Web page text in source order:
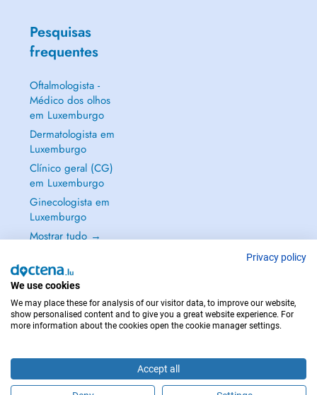
Pesquisas
frequentes
Oftalmologista -
Médico dos olhos
em Luxemburgo
Dermatologista em
Luxemburgo
Clínico geral (CG)
em Luxemburgo
Ginecologista em
Luxemburgo
Mostrar tudo →
EM CASO DE EMERGÊNCIA, CONTACTE : 112
Copyright © 2026 - DOCTENA S.A. 42, Rue de la Vallée, L-2661 Luxembourg
Privacy policy
We use cookies
We may place these for analysis of our visitor data, to improve our website,
show personalised content and to give you a great website experience. For
more information about the cookies open the cookie manager settings.
Accept all